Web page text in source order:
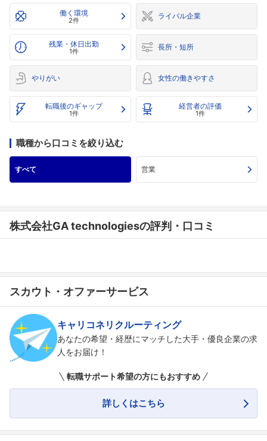
働く環境
2件 ライバル企業
残業・休日出勤
1件 長所・短所
やりがい 女性の働きやすさ
転職後のギャップ
1件
経営者の評価
1件
職種から口コミを絞り込む
すべて 営業
株式会社GA technologiesの評判・口コミ
スカウト・オファーサービス
キャリコネリクルーティング
あなたの希望・経歴にマッチした大手・優良企業の求
人をお届け！
転職サポート希望の方にもおすすめ
詳しくはこちら